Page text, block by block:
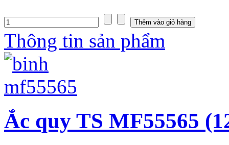
Thông tin sản phẩm
Ắc quy TS MF55565